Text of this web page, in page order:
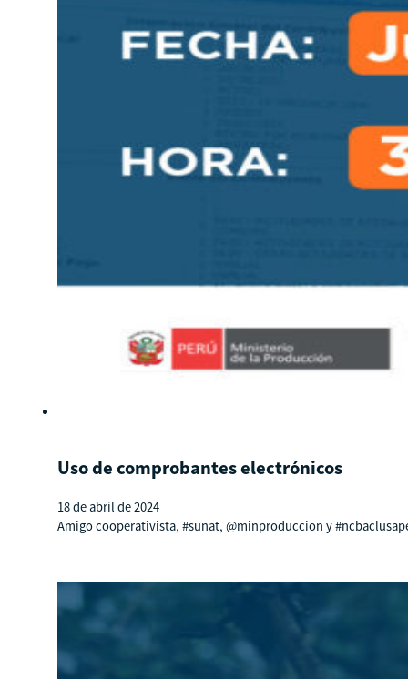
Uso de comprobantes electrónicos
18 de abril de 2024
Amigo cooperativista, #sunat, @minproduccion y